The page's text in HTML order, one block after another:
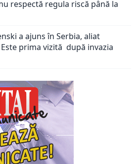
respectă regula riscă până la
a ajuns în Serbia, aliat
prima vizită după invazia